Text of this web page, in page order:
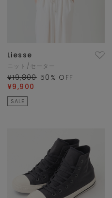
Liesse
ニット/セーター
¥19,800 50 % OFF
¥9,900
SALE